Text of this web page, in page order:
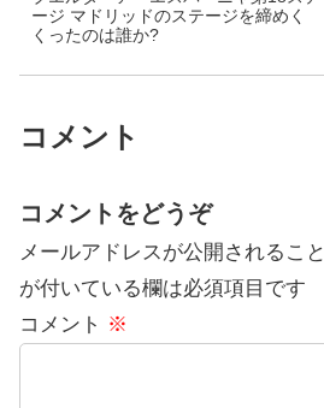
ージ マドリッドのステージを締めく
くったのは誰か?
コメント
コメントをどうぞ
メールアドレスが公開されるこ
が付いている欄は必須項目です
コメント ※